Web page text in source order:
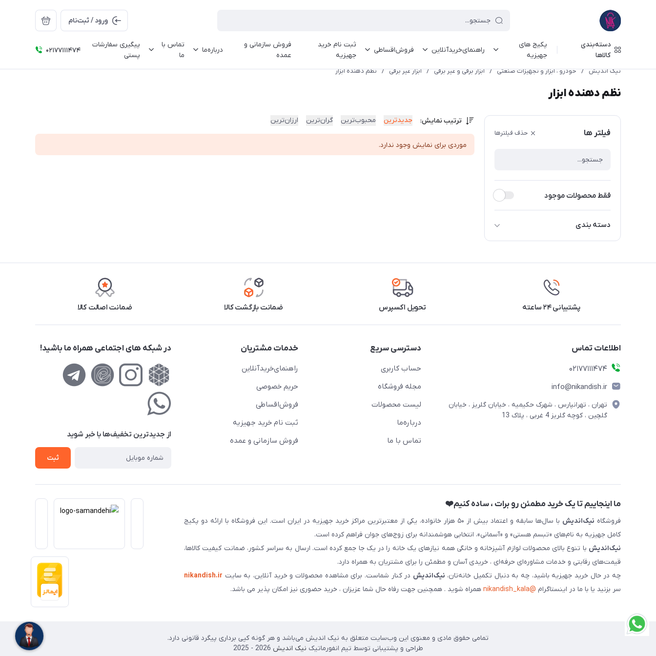
ورود / ثبت‌نام
دسته‌بندی
کالاها
پکیج های
جهیزیه
راهنمای‌خرید‌آنلاین فروش‌اقساطی
ثبت نام خرید
جهیزیه
فروش سازمانی و
عمده
درباره‌ما
تماس با
ما
پیگیری سفارشات
پستی
02177111474
نیک اندیش / خودرو ، ابزار و تجهیزات صنعتی / ابزار برقی و غیر برقی / ابزار غیر برقی / نظم دهنده ابزار
نظم دهنده ابزار
فیلتر ها حذف فیلترها
فقط محصولات موجود
دسته بندی
باکس
جعبه و کیف ابزار
ترتیب نمایش: جدیدترین محبوب‌ترین گران‌ترین ارزان‌ترین
موردی برای نمایش وجود ندارد.
پشتیبانی ۲۴ ساعته تحویل اکسپرس ضمانت بازگشت کالا ضمانت اصالت کالا
اطلاعات تماس
02177111474
info@nikandish.ir
تهران ، تهرانپارس ، شهرک حکیمیه ، خیابان گلریز ، خیابان
گلچین ، کوچه گلریز 4 غربی ، پلاک 13
دسترسی سریع
حساب کاربری
مجله فروشگاه
لیست محصولات
درباره‌ما
تماس با ما
خدمات مشتریان
راهنمای‌خرید‌آنلاین
حریم خصوصی
فروش‌اقساطی
ثبت نام خرید جهیزیه
فروش سازمانی و عمده
در شبکه های اجتماعی همراه ما باشید!
از جدید‌ترین تخفیف‌ها با‌ خبر شوید
ثبت
ما اینجاییم تا یک خرید مطمئن رو برات ، ساده کنیم❤️
فروشگاه نیک‌اندیش
با سال‌ها سابقه و اعتماد بیش از ۵۰ هزار خانواده، یکی از معتبرترین مراکز خرید جهیزیه در ایران است. این فروشگاه با ارائه دو پکیج
کامل جهیزیه به نام‌های «تبسم هستی» و «آسمانی»، انتخابی هوشمندانه برای زوج‌های جوان فراهم کرده است.
نیک‌اندیش با تنوع بالای محصولات لوازم آشپزخانه و خانگی همه نیازهای یک خانه را در یک جا جمع کرده است. ارسال به سراسر کشور، ضمانت کیفیت کالاها،
قیمت‌های رقابتی و خدمات مشاوره‌ای حرفه‌ای ، خریدی آسان و مطمئن را برای مشتریان به همراه دارد.
چه در حال خرید جهیزیه باشید، چه به دنبال تکمیل خانه‌تان، نیک‌اندیش در کنار شماست. برای مشاهده محصولات و خرید آنلاین، به سایت nikandish.ir
سر بزنید یا با ما در اینستاگرام @nikandish_kala همراه شوید . همچنین جهت رفاه حال شما عزیزان ، خرید حضوری نیز امکان پذیر می باشد.
تمامی حقوق مادی و معنوی این وب‌سایت متعلق به نیک اندیش می‌باشد و هر گونه کپی برداری پیگرد قانونی دارد.
طراحی و پشتیبانی توسط تیم انفورماتیک نیک اندیش 2026 - 2025